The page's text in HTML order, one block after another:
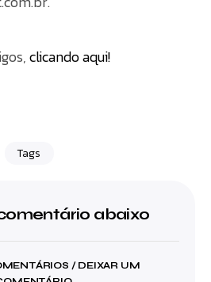
clicando aqui!
Tags
abaixo
/ DEIXAR UM